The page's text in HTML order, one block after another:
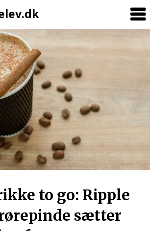
to go: Ripple
sætter